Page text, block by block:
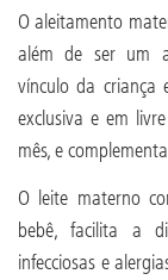
O aleitamento
além de ser um
vínculo da criança
exclusiva e em
mês, e
O leite materno
bebê, facilita a
infecciosas e